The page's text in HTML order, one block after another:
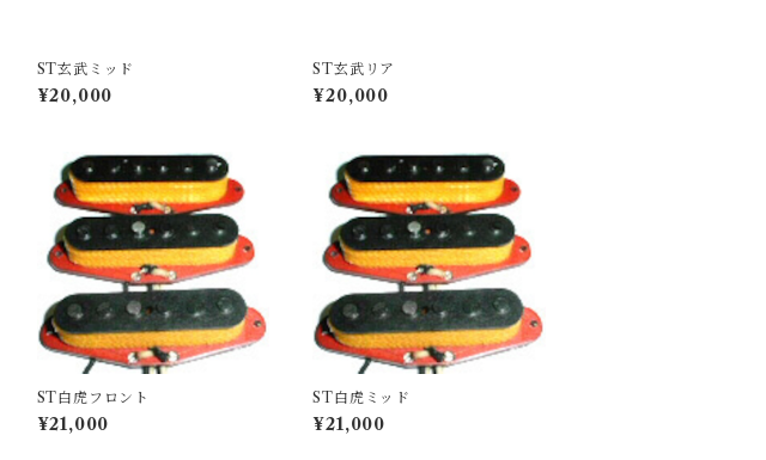
ST玄武ミッド
¥20,000
ST玄武リア
¥20,000
ST白虎フロント
¥21,000
ST白虎ミッド
¥21,000